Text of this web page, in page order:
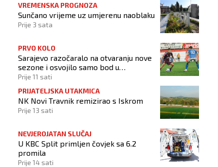
VREMENSKA PROGNOZA
Sunčano vrijeme uz umjerenu naoblaku
Prije 3 sata
PRVO KOLO
Sarajevo razočaralo na otvaranju nove
sezone i osvojilo samo bod u
Vrapčićima
Prije 11 sati
PRIJATELJSKA UTAKMICA
NK Novi Travnik remizirao s Iskrom
Prije 13 sati
NEVJEROJATAN SLUČAJ
U KBC Split primljen čovjek sa 6.2
promila
Prije 14 sati